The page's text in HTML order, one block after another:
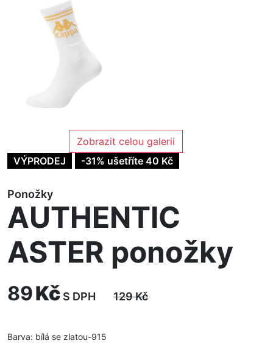
Zobrazit celou galerii
VÝPRODEJ
-31% ušetříte 40 Kč
Ponožky
AUTHENTIC
ASTER ponožky
89Kč S DPH 129Kč
Barva: bílá se zlatou-915